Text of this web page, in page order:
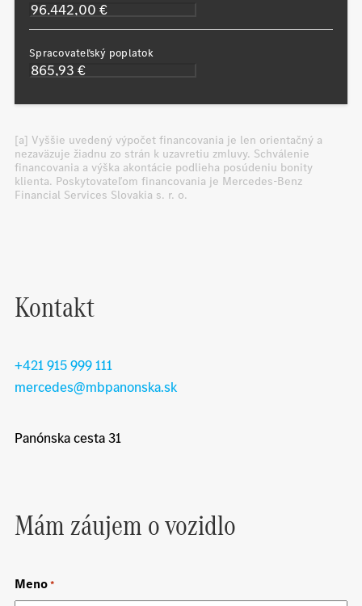
Spracovateľský poplatok
[a] Vyššie uvedený výpočet financovania je len orientačný a
nezaväzuje žiadnu zo strán k uzavretiu zmluvy. Schválenie
financovania a výška akontácie podlieha posúdeniu bonity
klienta. Poskytovateľom financovania je Mercedes-Benz
Financial Services Slovakia s. r. o.
Kontakt
+421 915 999 111
mercedes@mbpanonska.sk
Panónska cesta 31
Mám záujem o vozidlo
Meno*